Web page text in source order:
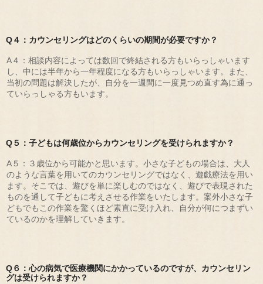
Q４：カウンセリングはどのくらいの期間が必要ですか？
A４：相談内容によっては数回で終結される方もいらっしゃいます
し、中には半年から一年程度になる方もいらっしゃいます。また、
当初の問題は解決したが、自分を一週間に一度見つめ直す為に通っ
ていらっしゃる方もいます。
Q５：子どもは何歳位からカウンセリングを受けられますか？
A５：３歳位から可能かと思います。小さな子どもの場合は、大人
のような言葉を用いてのカウンセリングではなく、遊戯療法を用い
ます。そこでは、遊びを単に楽しむのではなく、遊びで表現された
ものを通して子どもに考えさせる作業をいたします。案外小さな子
どもでもこの作業を驚くほど素直に受け入れ、自分が何につまずい
ているのかを理解していきます。
Q６：心の病気で医療機関にかかっているのですが、カウンセリン
グは受けられますか？